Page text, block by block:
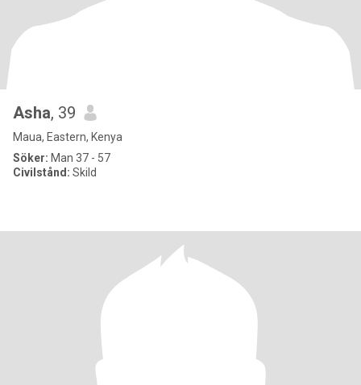
Asha, 39
Maua, Eastern, Kenya
Söker: Man 37 - 57
Civilstånd: Skild